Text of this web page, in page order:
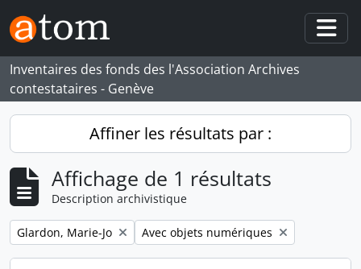
Skip to main content
Inventaires des fonds des l'Association Archives
contestataires - Genève
Affiner les résultats par :
Affichage de 1 résultats
Description archivistique
Remove filter:
Glardon, Marie-Jo Remove filter:
Avec objets numériques